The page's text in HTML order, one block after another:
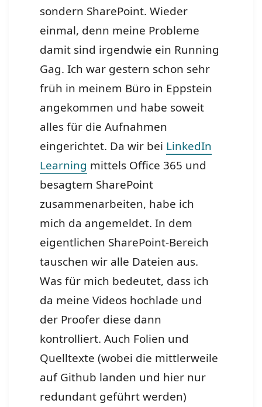
sondern SharePoint. Wieder
einmal, denn meine Probleme
damit sind irgendwie ein Running
Gag. Ich war gestern schon sehr
früh in meinem Büro in Eppstein
angekommen und habe soweit
alles für die Aufnahmen
eingerichtet. Da wir bei LinkedIn
Learning mittels Office 365 und
besagtem SharePoint
zusammenarbeiten, habe ich
mich da angemeldet. In dem
eigentlichen SharePoint-Bereich
tauschen wir alle Dateien aus.
Was für mich bedeutet, dass ich
da meine Videos hochlade und
der Proofer diese dann
kontrolliert. Auch Folien und
Quelltexte (wobei die mittlerweile
auf Github landen und hier nur
redundant geführt werden)